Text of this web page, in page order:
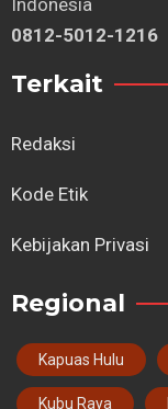
0812-5012-1216
Terkait
Redaksi
Kode Etik
Kebijakan Privasi
Regional
Kapuas Hulu
Kubu Raya